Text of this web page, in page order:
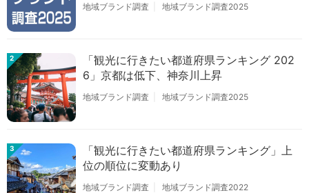
地域ブランド調査 地域ブランド調査2025
2
「観光に行きたい都道府県ランキング 202
6」京都は低下、神奈川上昇
地域ブランド調査 地域ブランド調査2025
3
「観光に行きたい都道府県ランキング」上
位の順位に変動あり
地域ブランド調査 地域ブランド調査2022